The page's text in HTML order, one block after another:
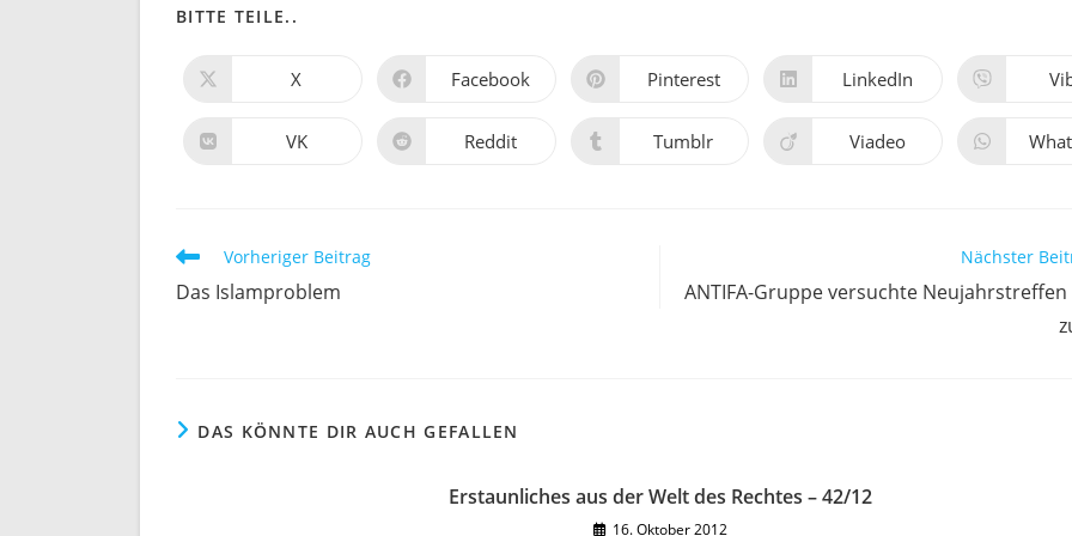
BITTE TEILE..
Öffnet
neuen
Fenster
X Öffnet
neuen
Fenster
Facebook Öffnet
neuen
Fenster
Pinterest Öffnet
neuen
Fenster
LinkedIn
Öffnet
VK Öffnet
Reddit Öffnet
Tumblr Öffnet
Viadeo
Weitere
ansehen
Vorheriger Beitrag
Das Islamproblem
Nächster
ANTIFA-Gruppe versuchte Neujahrstreffen
DAS KÖNNTE DIR AUCH GEFALLEN
Erstaunliches aus der Welt des Rechtes – 42/12
16. Oktober 2012